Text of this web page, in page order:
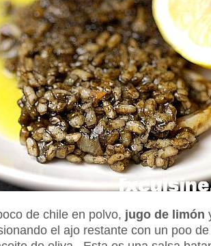
de chile en polvo, jugo de limón
el ajo restante con un poo